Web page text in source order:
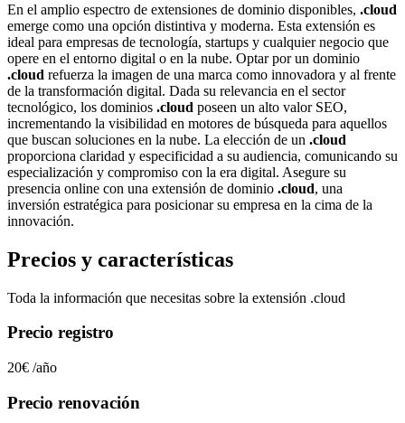
En el amplio espectro de extensiones de dominio disponibles, .cloud
emerge como una opción distintiva y moderna. Esta extensión es
ideal para empresas de tecnología, startups y cualquier negocio que
opere en el entorno digital o en la nube. Optar por un dominio
.cloud refuerza la imagen de una marca como innovadora y al frente
de la transformación digital. Dada su relevancia en el sector
tecnológico, los dominios .cloud poseen un alto valor SEO,
incrementando la visibilidad en motores de búsqueda para aquellos
que buscan soluciones en la nube. La elección de un .cloud
proporciona claridad y especificidad a su audiencia, comunicando su
especialización y compromiso con la era digital. Asegure su
presencia online con una extensión de dominio .cloud, una
inversión estratégica para posicionar su empresa en la cima de la
innovación.
Precios y características
Toda la información que necesitas sobre la extensión .cloud
Precio registro
20€ /año
Precio renovación